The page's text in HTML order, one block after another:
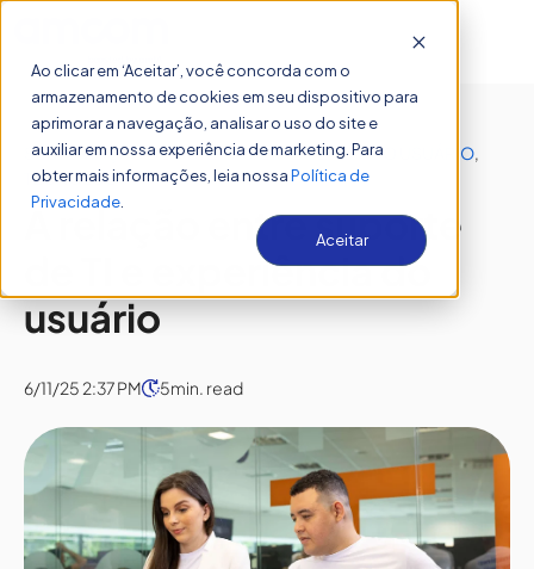
Ao clicar em ‘Aceitar’, você concorda com o
armazenamento de cookies em seu dispositivo para
aprimorar a navegação, analisar o uso do site e
auxiliar em nossa experiência de marketing. Para
obter mais informações, leia nossaPolítica de
Privacidade
Aceitar
SUSTENTAÇÃO DE SISTEMAS,EXPERIÊNCIA DO USUÁRIO,
TECNOLOGIA
A relação entre suporte
de TI e experiência do
usuário
6/11/25 2:37 PM 5min. read